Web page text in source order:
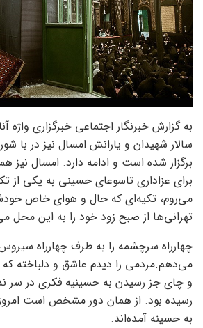
به گزارش خبرنگار اجتماعی خبرگزاری واژه
سالار شهیدان و یارانش امسال نیز در با
برگزار شده است و ادامه دارد. امسال نیز
برای عزاداری تاسوعای حسینی به یکی از
می‌روم، تکیه‌ای که حال و هوای خاص خودش
تهرانی‌ها از صبح زود خود را به این محل
چهارراه سرچشمه را به طرف چهارراه سیروس
می‌دهم.مردمی را دیدم عاشق و دلباخته که
و چای جز رسیدن به حسینیه فکری در سر
رسیده بود. از همان دور مشخص است
به حسینه آمده‌اند.